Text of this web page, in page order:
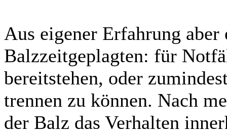
Aus eigener Erfahrung aber
Balzzeitgeplagten: für
bereitstehen, oder
trennen zu können. Nach
der Balz das Verhalten